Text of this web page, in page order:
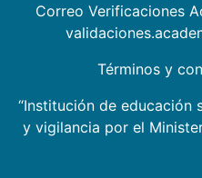
Correo Verificaciones
Términos y
“Institución de educación
y vigilancia por el